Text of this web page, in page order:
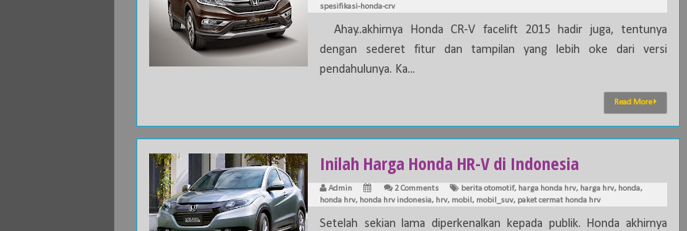
spesifikasi-honda-crv
Ahay..akhirnya Honda CR-V facelift 2015 hadir juga, tentunya
dengan sederet fitur dan tampilan yang lebih oke dari versi
pendahulunya. Ka...
Read More
Inilah Harga Honda HR-V di Indonesia
Admin 2 Comments berita otomotif, harga honda hrv, harga hrv, honda,
honda hrv, honda hrv indonesia, hrv, mobil , mobil_suv, paket cermat honda hrv
Setelah sekian lama diperkenalkan kepada publik. Honda akhirnya